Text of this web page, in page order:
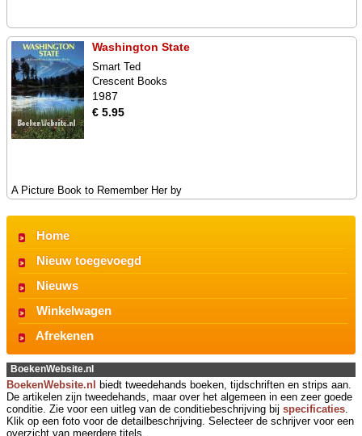
Washington State
Smart Ted
Crescent Books
1987
€ 5.95
A Picture Book to Remember Her by
Home
Nieuw toegevoegd
Nieuws
Winkelwagen
Afrekenen
BoekenWebsite.nl
BoekenWebsite.nl
biedt tweedehands boeken, tijdschriften en strips aan.
De artikelen zijn tweedehands, maar over het algemeen in een zeer goede
conditie. Zie voor een uitleg van de conditiebeschrijving bij specificaties.
Klik op een foto voor de detailbeschrijving. Selecteer de schrijver voor een
overzicht van meerdere titels.